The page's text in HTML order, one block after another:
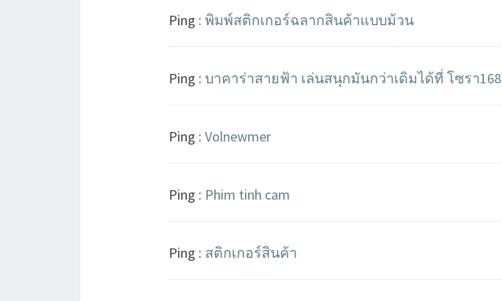
Ping : พิมพ์สติกเกอร์ฉลากสินค้าแบบม้วน
Ping : บาคาร่าสายฟ้า เล่นสนุกมันกว่าเดิมได้ที่ โซรา168
Ping : Volnewmer
Ping : Phim tinh cam
Ping : สติกเกอร์สินค้า